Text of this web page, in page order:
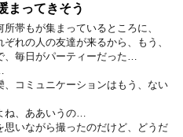
まってきそう
帯もが集まっているところに、
れの人の友達が来るから、もう、
、毎日がパーティーだった…
、コミュニケーションはもう、ない
ね、ああいうの…
思いながら撮ったのだけど、どうだ